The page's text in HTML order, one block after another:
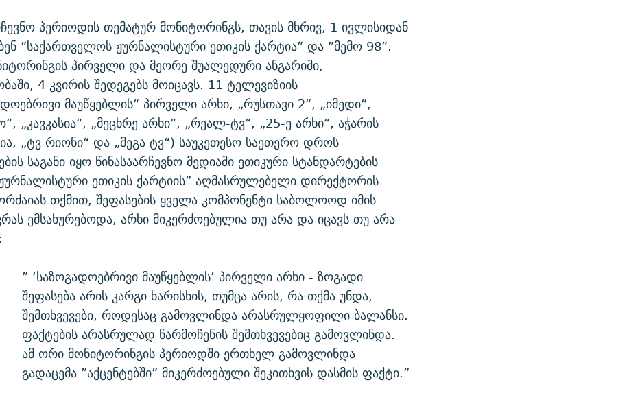
პერიოდის თემატურ მონიტორინგს, თავის მხრივ, 1 ივლისიდან
”საქართველოს ჟურნალისტური ეთიკის ქარტია” და ”მემო 98”.
პირველი და მეორე შუალედური ანგარიში,
4 კვირის შედეგებს მოიცავს. 11 ტელევიზიის
მაუწყებლის“ პირველი არხი, „რუსთავი 2“, „იმედი“,
„კავკასია“, „მეცხრე არხი“, „რეალ-ტვ“, „25-ე არხი“, აჭარის
„ტვ რიონი“ და „მეგა ტვ“) საუკეთესო საეთერო დროს
საგანი იყო წინასაარჩევნო მედიაში ეთიკური სტანდარტების
ეთიკის ქარტიის” აღმასრულებელი დირექტორის
თქმით, შეფასების ყველა კომპონენტი საბოლოოდ იმის
ემსახურებოდა, არხი მიკერძოებულია თუ არა და იცავს თუ არა
” ‘საზოგადოებრივი მაუწყებლის’ პირველი არხი - ზოგადი
შეფასება არის კარგი ხარისხის, თუმცა არის, რა თქმა უნდა,
შემთხვევები, როდესაც გამოვლინდა არასრულყოფილი ბალანსი.
ფაქტების არასრულად წარმოჩენის შემთხვევებიც გამოვლინდა.
ამ ორი მონიტორინგის პერიოდში ერთხელ გამოვლინდა
გადაცემა ”აქცენტებში” მიკერძოებული შეკითხვის დასმის ფაქტი.”